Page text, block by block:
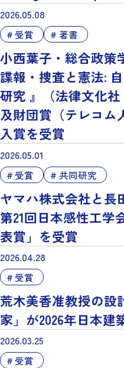
2026.05.08
受賞 著書
小西葉子・総合政策
諜報・捜査と憲法:
研究 』（法律文化
及財団賞（テレコム
入賞を受賞
2026.05.01
受賞 共同研究
ヤマハ株式会社と長
第21回日本感性工学
表賞」を受賞
2026.04.28
受賞
荒木美香准教授の設
家」が2026年日本建
2026.03.25
受賞